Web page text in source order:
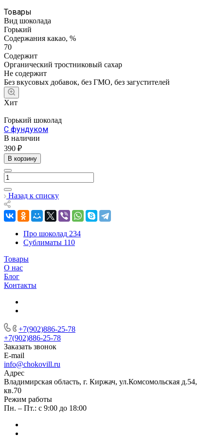
Товары
Вид шоколада
Горький
Содержания какао, %
70
Содержит
Органический тростниковый сахар
Не содержит
Без вкусовых добавок, без ГМО, без загустителей
Хит
Горький шоколад
С фундуком
В наличии
390 ₽
В корзину
Назад к списку
Про шоколад 234
Сублиматы 110
Товары
О нас
Блог
Контакты
+7(902)886-25-78
+7(902)886-25-78
Заказать звонок
E-mail
info@chokovill.ru
Адрес
Владимирская область, г. Киржач, ул.Комсомольская д.54,
кв.70
Режим работы
Пн. – Пт.: с 9:00 до 18:00